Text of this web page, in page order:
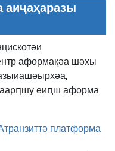
аиҷаҳаразы
аформақәа шәхы
иашәырхәа,
еиԥш аформа
платформа